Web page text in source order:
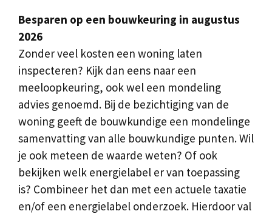
Besparen op een bouwkeuring in augustus
2026
Zonder veel kosten een woning laten
inspecteren? Kijk dan eens naar een
meeloopkeuring, ook wel een mondeling
advies genoemd. Bij de bezichtiging van de
woning geeft de bouwkundige een mondelinge
samenvatting van alle bouwkundige punten. Wil
je ook meteen de waarde weten? Of ook
bekijken welk energielabel er van toepassing
is? Combineer het dan met een actuele taxatie
en/of een energielabel onderzoek. Hierdoor val